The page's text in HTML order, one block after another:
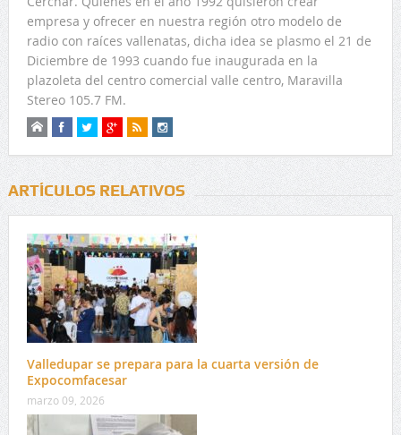
empresa y ofrecer en nuestra región otro modelo de
radio con raíces vallenatas, dicha idea se plasmo el 21 de
Diciembre de 1993 cuando fue inaugurada en la
plazoleta del centro comercial valle centro, Maravilla
Stereo 105.7 FM.
ARTÍCULOS RELATIVOS
Valledupar se prepara para la cuarta versión de
Expocomfacesar
marzo 09, 2026